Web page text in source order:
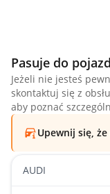
Pasuje do
Jeżeli nie jesteś
skontaktuj się z
aby poznać
Upewnij się,
AUDI